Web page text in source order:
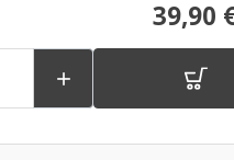
39,90
